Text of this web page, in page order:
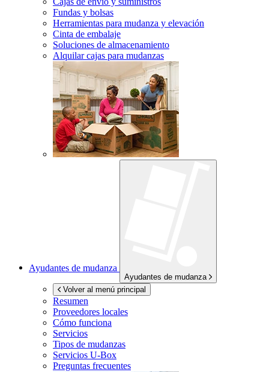
Fundas y bolsas
Herramientas para mudanza y elevación
Cinta de embalaje
Soluciones de almacenamiento
Alquilar cajas para mudanzas
Ayudantes de mudanza
Ayudantes de mudanza
Volver al menú principal
Resumen
Proveedores locales
Cómo funciona
Servicios
Tipos de mudanzas
Servicios U-Box
Preguntas frecuentes